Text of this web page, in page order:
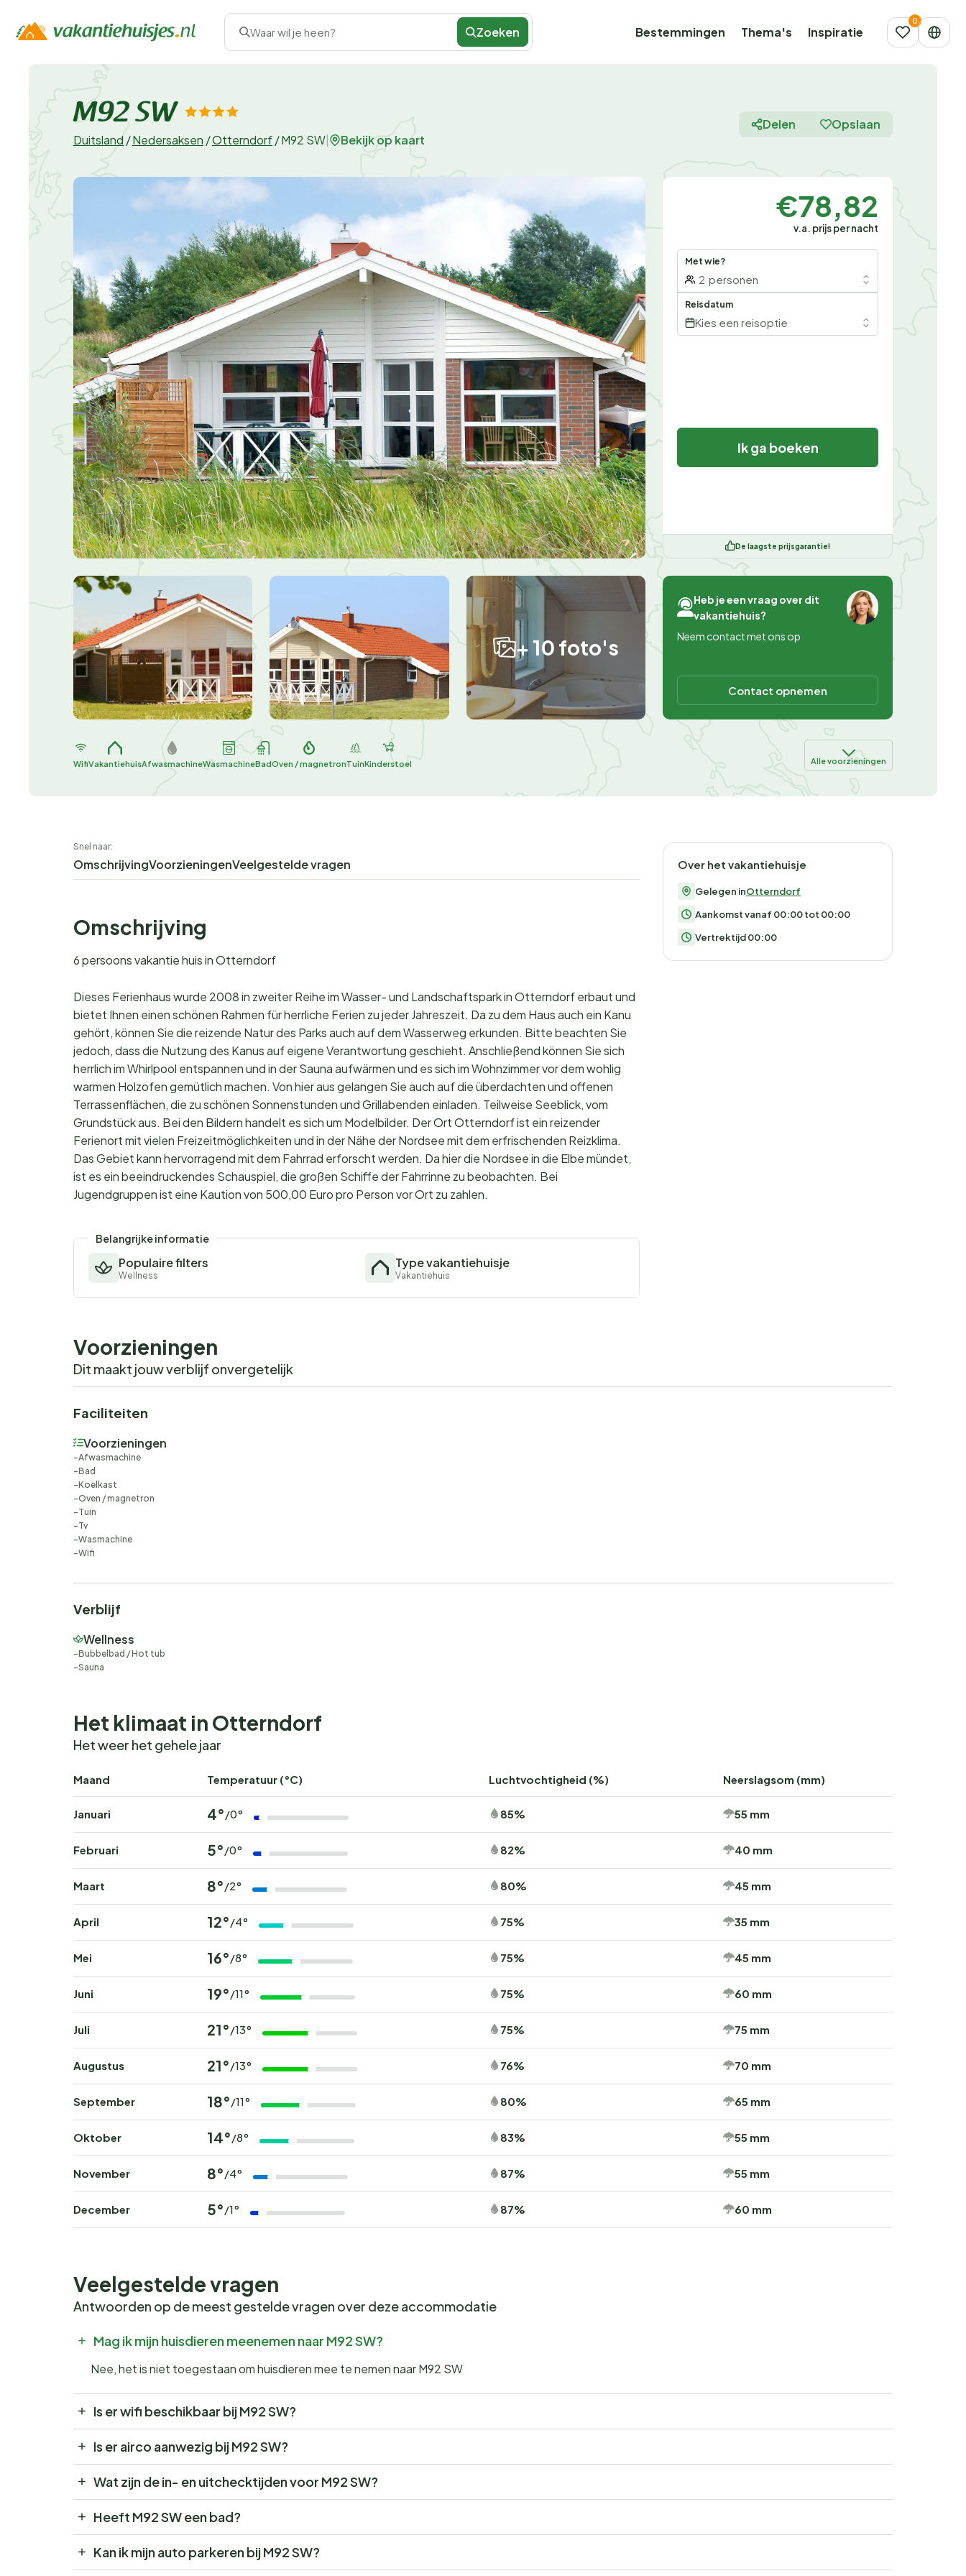
Waar wil je heen? Zoeken Bestemmingen Thema's Inspiratie
M92 SW
Duitsland /Nedersaksen /Otterndorf/M92 SW Bekijk op kaart
Delen Opslaan
+ 10 foto's
€78,82
v.a. prijs per nacht
Met wie?
2 personen
Reisdatum
Kies een reisoptie
Ik ga boeken
De laagste prijsgarantie!
Heb je een vraag over dit
vakantiehuis?
Neem contact met ons op
Contact opnemen
WifiVakantiehuisAfwasmachineWasmachineBadOven / magnetronTuinKinderstoel Alle voorzieningen
Snel naar:
OmschrijvingVoorzieningenVeelgestelde vragen
Omschrijving
6 persoons vakantie huis in Otterndorf
Dieses Ferienhaus wurde 2008 in zweiter Reihe im Wasser- und Landschaftspark in Otterndorf erbaut und
bietet Ihnen einen schönen Rahmen für herrliche Ferien zu jeder Jahreszeit. Da zu dem Haus auch ein Kanu
gehört, können Sie die reizende Natur des Parks auch auf dem Wasserweg erkunden. Bitte beachten Sie
jedoch, dass die Nutzung des Kanus auf eigene Verantwortung geschieht. Anschließend können Sie sich
herrlich im Whirlpool entspannen und in der Sauna aufwärmen und es sich im Wohnzimmer vor dem wohlig
warmen Holzofen gemütlich machen. Von hier aus gelangen Sie auch auf die überdachten und offenen
Terrassenflächen, die zu schönen Sonnenstunden und Grillabenden einladen. Teilweise Seeblick, vom
Grundstück aus. Bei den Bildern handelt es sich um Modelbilder. Der Ort Otterndorf ist ein reizender
Ferienort mit vielen Freizeitmöglichkeiten und in der Nähe der Nordsee mit dem erfrischenden Reizklima.
Das Gebiet kann hervorragend mit dem Fahrrad erforscht werden. Da hier die Nordsee in die Elbe mündet,
ist es ein beeindruckendes Schauspiel, die großen Schiffe der Fahrrinne zu beobachten. Bei
Jugendgruppen ist eine Kaution von 500,00 Euro pro Person vor Ort zu zahlen.
Belangrijke informatie
Populaire filters
Wellness
Type vakantiehuisje
Vakantiehuis
Over het vakantiehuisje
Gelegen inOtterndorf
Aankomst vanaf 00:00 tot 00:00
Vertrektijd 00:00
Voorzieningen
Dit maakt jouw verblijf onvergetelijk
Faciliteiten
Voorzieningen
Afwasmachine
Bad
Koelkast
Oven / magnetron
Tuin
Tv
Wasmachine
Wifi
Verblijf
Wellness
Bubbelbad / Hot tub
Sauna
Het klimaat in Otterndorf
Het weer het gehele jaar
Maand Temperatuur (°C) Luchtvochtigheid (%) Neerslagsom (mm)
Januari 4°/0° 85% 55 mm
Februari 5°/0° 82% 40 mm
Maart 8°/2° 80% 45 mm
April 12°/4° 75% 35 mm
Mei 16°/8° 75% 45 mm
Juni 19°/11° 75% 60 mm
Juli 21°/13° 75% 75 mm
Augustus 21°/13° 76% 70 mm
September 18°/11° 80% 65 mm
Oktober 14°/8° 83% 55 mm
November 8°/4° 87% 55 mm
December 5°/1° 87% 60 mm
Veelgestelde vragen
Antwoorden op de meest gestelde vragen over deze accommodatie
Mag ik mijn huisdieren meenemen naar M92 SW?
Nee, het is niet toegestaan om huisdieren mee te nemen naar M92 SW
Is er wifi beschikbaar bij M92 SW?
Is er airco aanwezig bij M92 SW?
Wat zijn de in- en uitchecktijden voor M92 SW?
Heeft M92 SW een bad?
Kan ik mijn auto parkeren bij M92 SW?